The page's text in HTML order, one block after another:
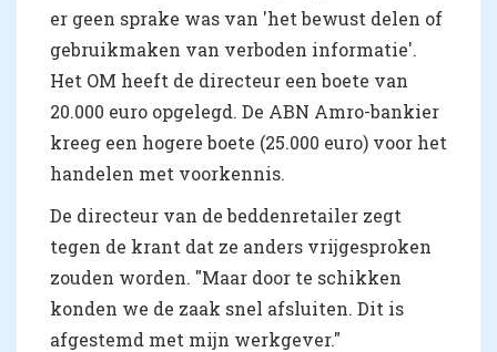
er geen sprake was van 'het bewust delen of
gebruikmaken van verboden informatie'.
Het OM heeft de directeur een boete van
20.000 euro opgelegd. De ABN Amro-bankier
kreeg een hogere boete (25.000 euro) voor het
handelen met voorkennis.
De directeur van de beddenretailer zegt
tegen de krant dat ze anders vrijgesproken
zouden worden. "Maar door te schikken
konden we de zaak snel afsluiten. Dit is
afgestemd met mijn werkgever."